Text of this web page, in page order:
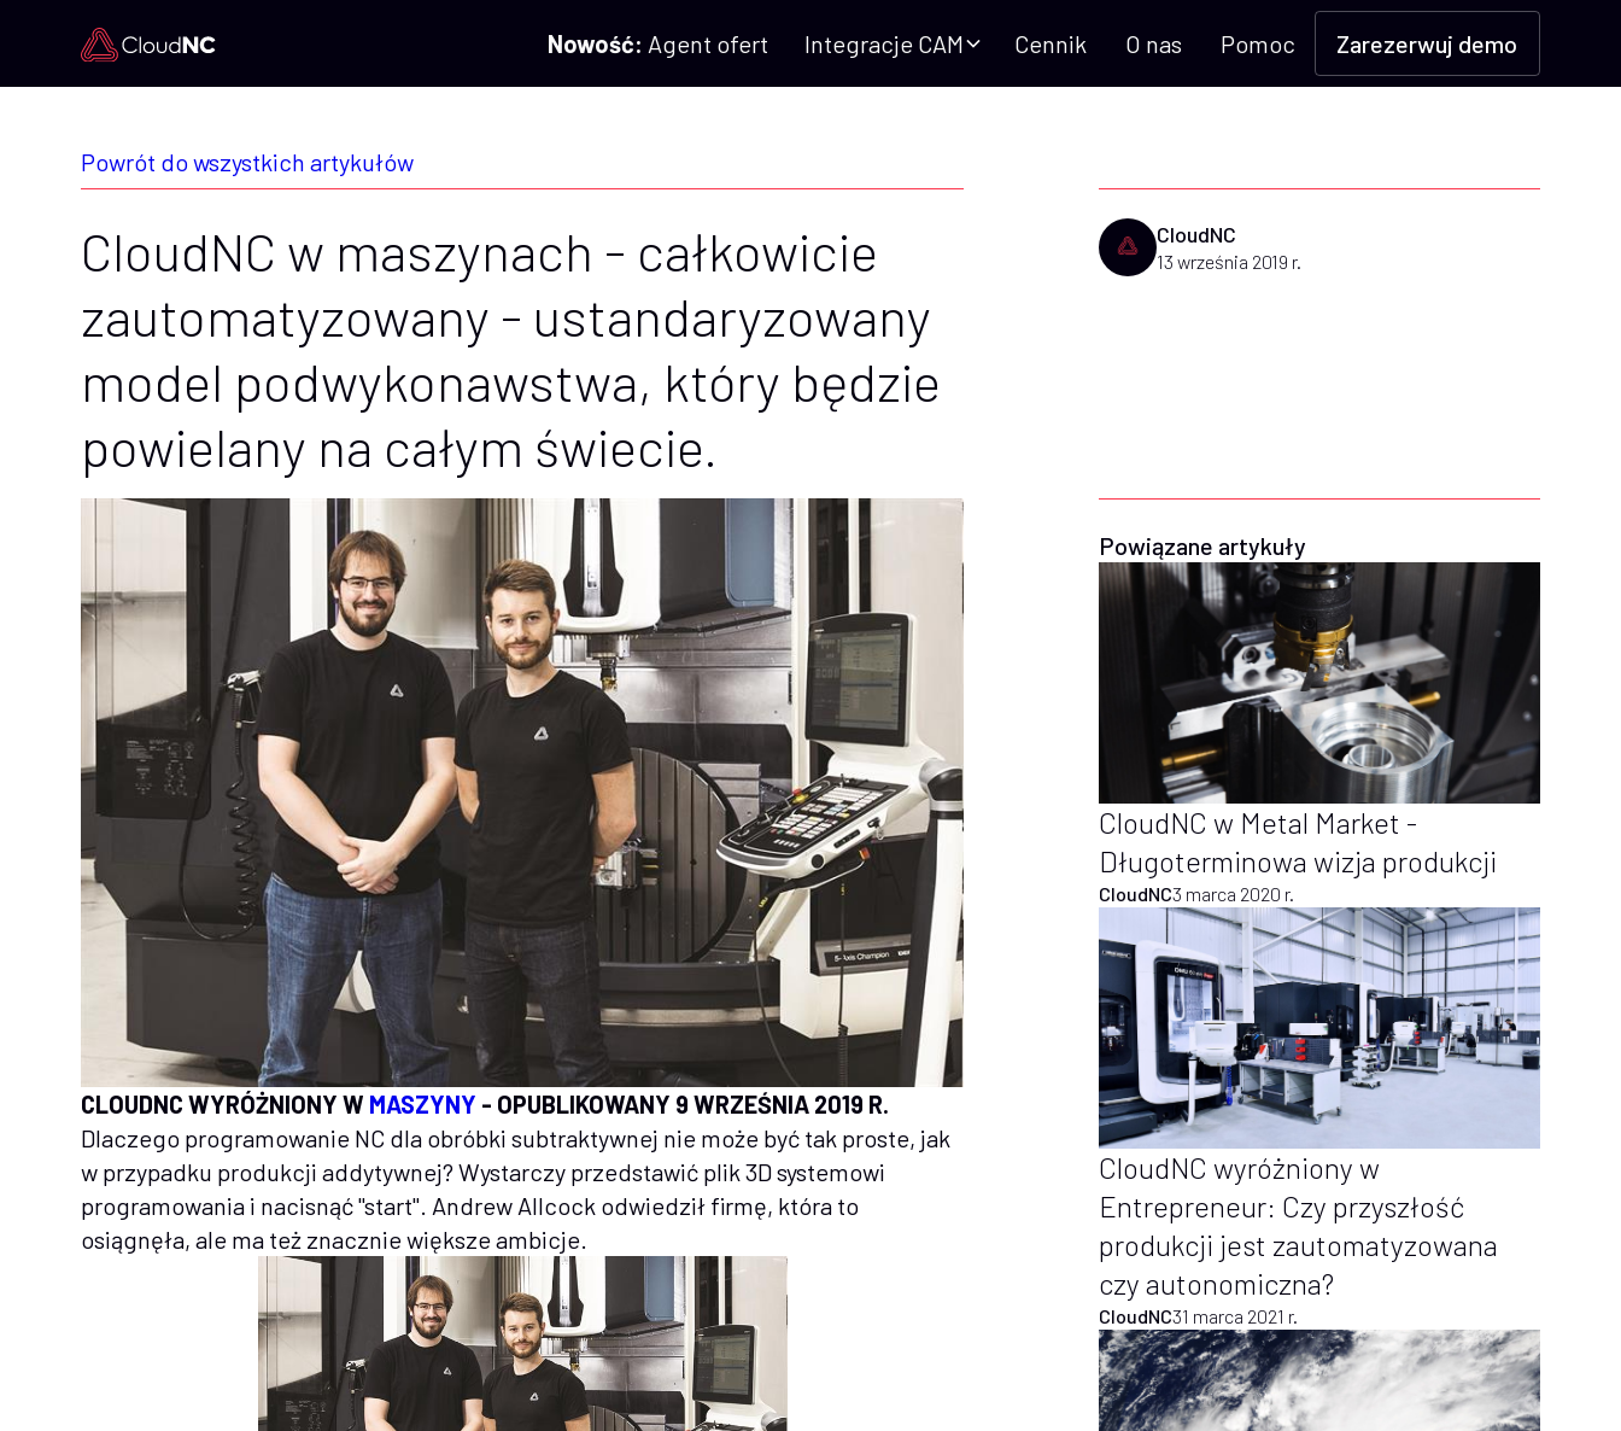
Nowość: Agent ofert Integracje CAM Cennik O nas Pomoc Zarezerwuj demo
Powrót do wszystkich artykułów
CloudNC w maszynach - całkowicie
zautomatyzowany - ustandaryzowany
model podwykonawstwa, który będzie
powielany na całym świecie.
CloudNC
13 września 2019 r.
CLOUDNC WYRÓŻNIONY W MASZYNY - OPUBLIKOWANY 9 WRZEŚNIA 2019 R.
Dlaczego programowanie NC dla obróbki subtraktywnej nie może być tak proste, jak
w przypadku produkcji addytywnej? Wystarczy przedstawić plik 3D systemowi
programowania i nacisnąć "start". Andrew Allcock odwiedził firmę, która to
osiągnęła, ale ma też znacznie większe ambicje.
Powiązane artykuły
CloudNC w Metal Market -
Długoterminowa wizja produkcji
CloudNC3 marca 2020 r.
CloudNC wyróżniony w
Entrepreneur: Czy przyszłość
produkcji jest zautomatyzowana
czy autonomiczna?
CloudNC31 marca 2021 r.